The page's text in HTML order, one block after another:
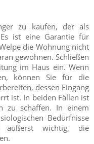
zu kaufen, der als
ist eine Garantie für
die Wohnung nicht
gewöhnen. Schließen
im Haus ein. Wenn
können Sie für die
dessen Eingang
ist. In beiden Fällen ist
zu schaffen. In einem
Bedürfnisse
wichtig, die